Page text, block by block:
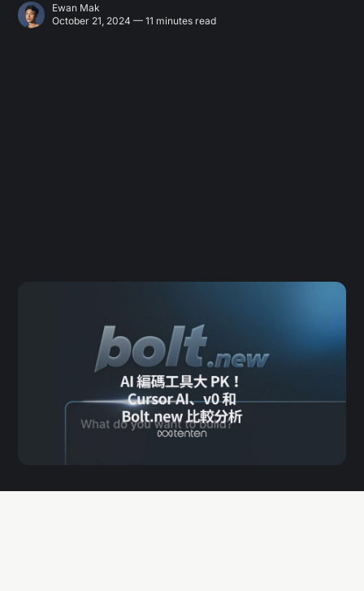
Ewan Mak
October 21, 2024 — 11 minutes read